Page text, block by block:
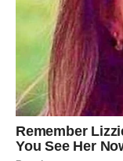
prihvaćeni takvi
Ribe sada vole
promena.